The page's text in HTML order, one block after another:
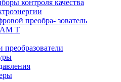
контроля качества
преобра- зователь
T
преобразователи